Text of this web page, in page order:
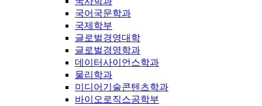
국어국문학과
국제학부
글로벌경영대학
글로벌경영학과
데이터사이언스학과
물리학과
미디어기술콘텐츠학과
바이오로직스공학부